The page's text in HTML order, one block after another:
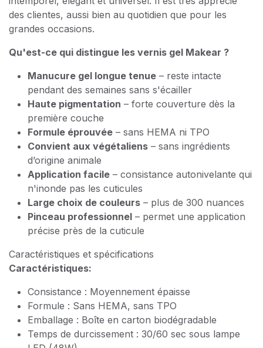
des clientes, aussi bien au quotidien que pour les
grandes occasions.
Qu'est-ce qui distingue les vernis gel Makear ?
Manucure gel longue tenue – reste intacte
pendant des semaines sans s'écailler
Haute pigmentation – forte couverture dès la
première couche
Formule éprouvée – sans HEMA ni TPO
Convient aux végétaliens – sans ingrédients
d’origine animale
Application facile – consistance autonivelante qui
n'inonde pas les cuticules
Large choix de couleurs – plus de 300 nuances
Pinceau professionnel – permet une application
précise près de la cuticule
Caractéristiques et spécifications
Caractéristiques:
Consistance : Moyennement épaisse
Formule : Sans HEMA, sans TPO
Emballage : Boîte en carton biodégradable
Temps de durcissement : 30/60 sec sous lampe